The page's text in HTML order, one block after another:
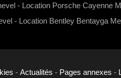
- Location Porsche Cayenne
- Location Bentley Bentayga
- Actualités - Pages annexes -